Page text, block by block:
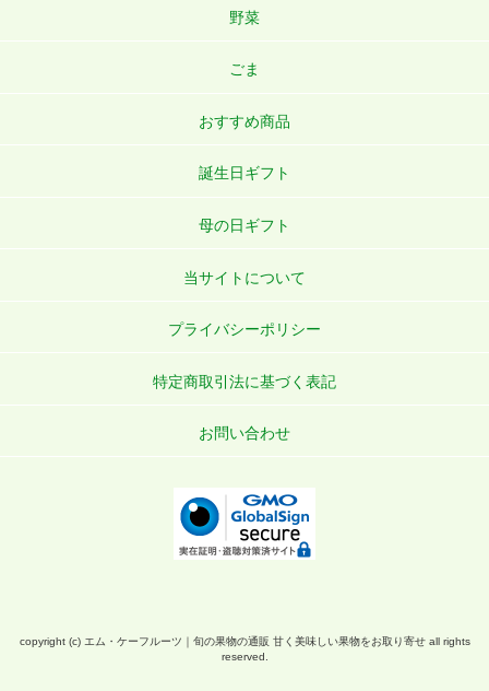
野菜
ごま
おすすめ商品
誕生日ギフト
母の日ギフト
当サイトについて
プライバシーポリシー
特定商取引法に基づく表記
お問い合わせ
copyright (c) エム・ケーフルーツ｜旬の果物の通販 甘く美味しい果物をお取り寄せ all rights
reserved.